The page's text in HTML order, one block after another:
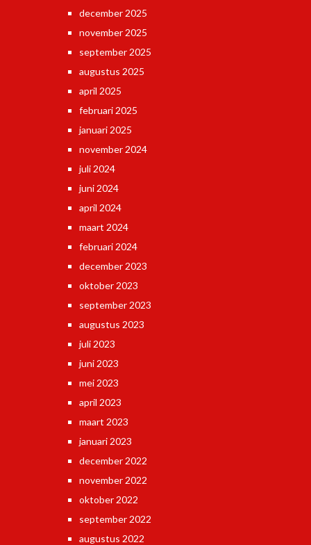
december 2025
november 2025
september 2025
augustus 2025
april 2025
februari 2025
januari 2025
november 2024
juli 2024
juni 2024
april 2024
maart 2024
februari 2024
december 2023
oktober 2023
september 2023
augustus 2023
juli 2023
juni 2023
mei 2023
april 2023
maart 2023
januari 2023
december 2022
november 2022
oktober 2022
september 2022
augustus 2022